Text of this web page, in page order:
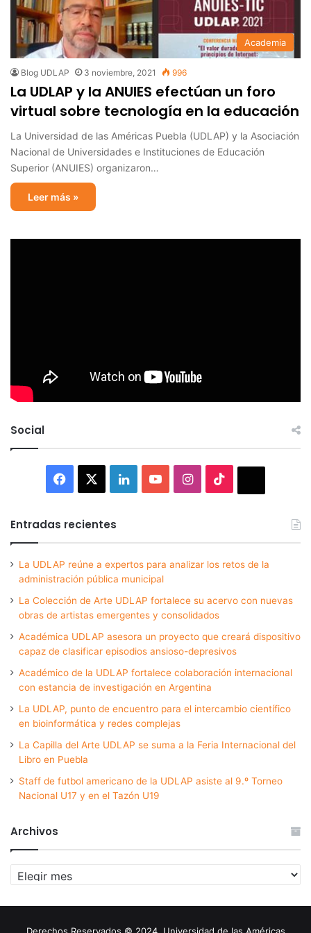
Academia
Blog UDLAP 3 noviembre, 2021 996
La UDLAP y la ANUIES efectúan un foro
virtual sobre tecnología en la educación
La Universidad de las Américas Puebla (UDLAP) y la Asociación
Nacional de Universidades e Instituciones de Educación
Superior (ANUIES) organizaron…
Leer más »
Social
Facebook LinkedInYouTubeInstagram
Entradas recientes
La UDLAP reúne a expertos para analizar los retos de la
administración pública municipal
La Colección de Arte UDLAP fortalece su acervo con nuevas
obras de artistas emergentes y consolidados
Académica UDLAP asesora un proyecto que creará dispositivo
capaz de clasificar episodios ansioso-depresivos
Académico de la UDLAP fortalece colaboración internacional
con estancia de investigación en Argentina
La UDLAP, punto de encuentro para el intercambio científico
en bioinformática y redes complejas
La Capilla del Arte UDLAP se suma a la Feria Internacional del
Libro en Puebla
Staff de futbol americano de la UDLAP asiste al 9.º Torneo
Nacional U17 y en el Tazón U19
Archivos
Archivos